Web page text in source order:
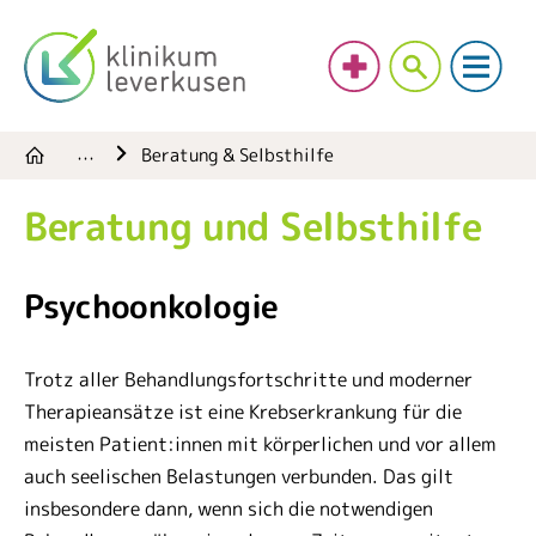
… Beratung & Selbsthilfe
Beratung und Selbsthilfe
Psychoonkologie
Trotz aller Behandlungsfortschritte und moderner
Therapieansätze ist eine Krebserkrankung für die
meisten Patient:innen mit körperlichen und vor allem
auch seelischen Belastungen verbunden. Das gilt
insbesondere dann, wenn sich die notwendigen